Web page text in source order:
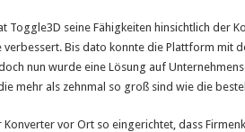
Toggle3D seine Fähigkeiten hinsichtlich der
Bis dato konnte die Plattform mit
nun wurde eine Lösung auf
mehr als zehnmal so groß sind wie die
vor Ort so eingerichtet, dass